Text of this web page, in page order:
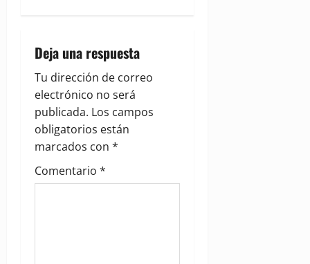
i
g
a
t
i
o
Deja una respuesta
Tu dirección de correo
electrónico no será
publicada. Los campos
obligatorios están
marcados con *
Comentario *